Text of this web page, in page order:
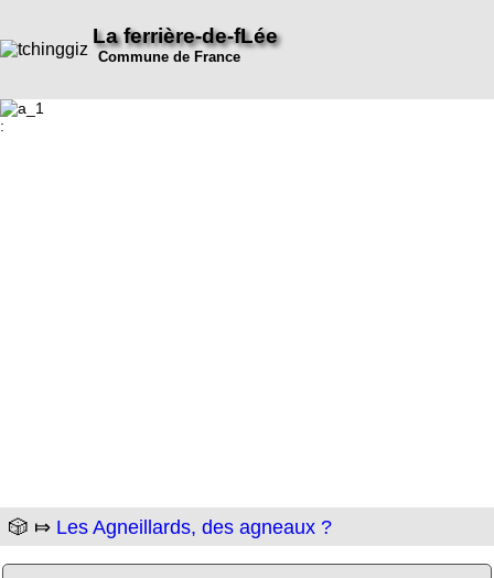
La ferrière-de-fLée
Commune de France
:
🎲 ⤇ Les Agneillards, des agneaux ?